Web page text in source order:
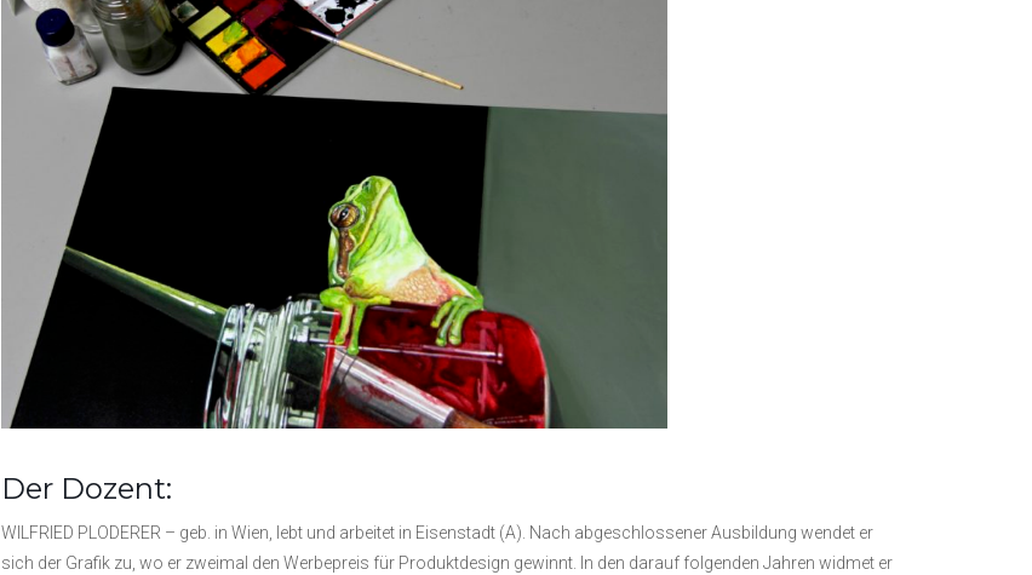
Der Dozent:
WILFRIED PLODERER – geb. in Wien, lebt und arbeitet in Eisenstadt (A). Nach abgeschlossener Ausbildung wendet er
sich der Grafik zu, wo er zweimal den Werbepreis für Produktdesign gewinnt. In den darauf folgenden Jahren widmet er